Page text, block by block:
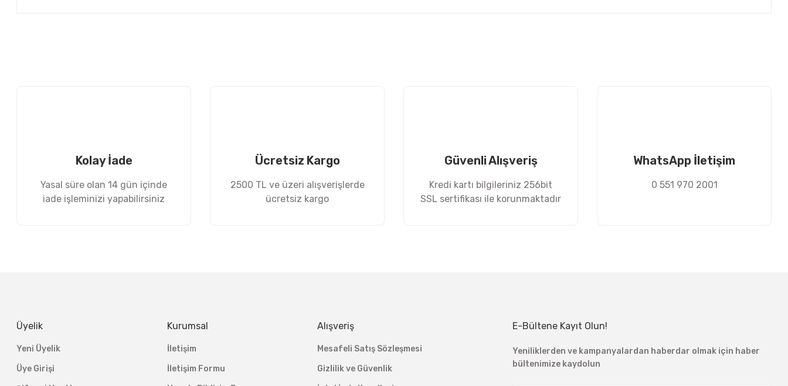
Kolay İade
Yasal süre olan 14 gün içinde
iade işleminizi yapabilirsiniz
Ücretsiz Kargo
2500 TL ve üzeri alışverişlerde
ücretsiz kargo
Güvenli Alışveriş
Kredi kartı bilgileriniz 256bit
SSL sertifikası ile korunmaktadır
WhatsApp İletişim
0 551 970 2001
Üyelik
Yeni Üyelik
Üye Girişi
Kurumsal
İletişim
İletişim Formu
Alışveriş
Mesafeli Satış Sözleşmesi
Gizlilik ve Güvenlik
E-Bültene Kayıt Olun!
Yeniliklerden ve kampanyalardan haberdar olmak için haber
bültenimize kaydolun